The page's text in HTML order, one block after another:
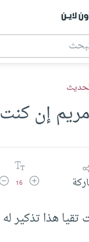
أون لاين
إن كنت
زيادة حجم
16
هذا تذكير له